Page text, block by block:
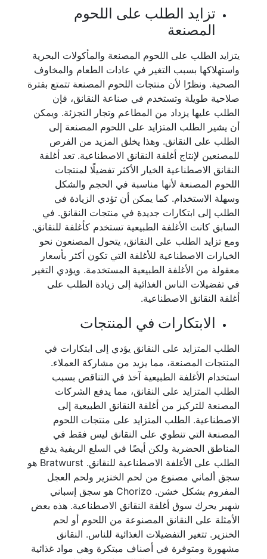
تزايد الطلب على اللحوم
المصنعة
يتزايد الطلب على اللحوم المصنعة والمأكولات البحرية
واستهلاكها بسبب التغير في عادات الطعام والمخاوف
الصحية. ونظرًا لأن منتجات اللحوم المصنعة تتمتع بفترة
صلاحية طويلة وتستخدم في صناعة النقانق، فإن
الطلب عليها يزداد من المطاعم وتجار التجزئة. ويمكن
أن يشير الطلب المتزايد على اللحوم المصنعة إلى
الطلب على النقانق. وهذا يخلق المزيد من الفرص
للمصنعين لإنتاج أغلفة النقانق الاصطناعية. تعد أغلفة
النقانق الاصطناعية الخيار الأكثر تفضيلًا لمنتجات
اللحوم المصنعة لأنها مناسبة في الحجم والشكل
وسهلة الاستخدام. كما يمكن أن تؤدي الزيادة في
الطلب إلى ابتكارات جديدة في منتجات النقانق. في
السابق كانت الأغلفة الطبيعية تستخدم كأغلفة للنقانق.
ومع تزايد الطلب على النقانق، يتحول المصنعون نحو
الخيارات الاصطناعية للأغلفة التي تكون أكثر بأسعار
معقولة من الأغلفة الطبيعية المستخدمة. ويؤدي التغير
في تفضيلات الناس الغذائية إلى زيادة الطلب على
أغلفة النقانق الاصطناعية.
الابتكارات في المنتجات
الطلب المتزايد على النقانق يؤدي إلى ابتكارات في
المنتجات المصنعة، مما يزيد من مشاركة العملاء.
استخدام الأغلفة الطبيعية آخذ في التناقص بسبب
الطلب المتزايد على النقانق، مما يدفع الشركات
المصنعة للتركيز من أغلفة النقانق الطبيعية إلى
الاصطناعية. الطلب المتزايد على منتجات اللحوم
المصنعة التي تنطوي على النقانق ليس فقط في
المناطق الحضرية ولكن أيضًا في السلع الريفية يدفع
الطلب على الأغلفة الاصطناعية للنقانق. Bratwurst هو
سجق ألماني مصنوع من لحم الخنزير ولحم العجل
المفروم بشكل خشن. Chorizo هو سجق إسباني
شهير يحرك سوق أغلفة النقانق الاصطناعية. هذه بعض
الأمثلة على النقانق المصنوعة من اللحوم أو لحم
الخنزير. تتغير التفضيلات الغذائية للناس. النقانق
مشهورة ومتوفرة في أصناف مبتكرة وهي مواد غذائية